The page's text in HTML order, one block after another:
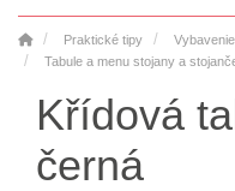
Praktické tipy
Tabule a menu stojany a
Křídová
černá